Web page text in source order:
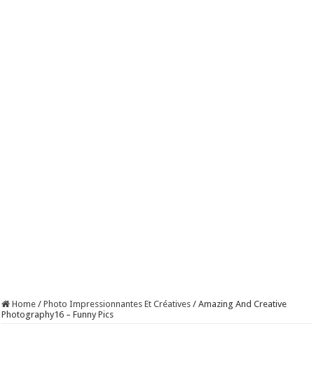
Home / Photo Impressionnantes Et Créatives / Amazing And Creative
Photography16 – Funny Pics